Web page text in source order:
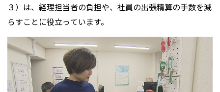
３）は、経理担当者の負担や、社員の出張精算の手数を減
らすことに役立っています。